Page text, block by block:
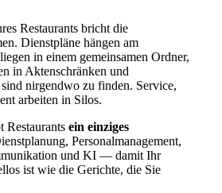
Restaurants bricht die
Dienstpläne hängen am
in einem gemeinsamen Ordner,
in Aktenschränken und
nirgendwo zu finden. Service,
arbeiten in Silos.
Restaurants ein einziges
Personalmanagement,
und KI — damit Ihr
ist wie die Gerichte, die Sie